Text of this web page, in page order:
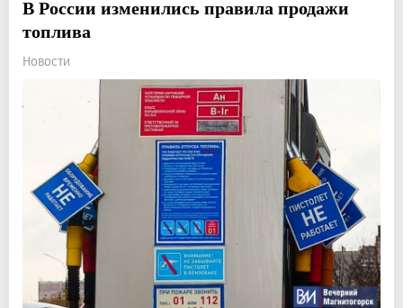
В России изменились правила продажи
топлива
Новости